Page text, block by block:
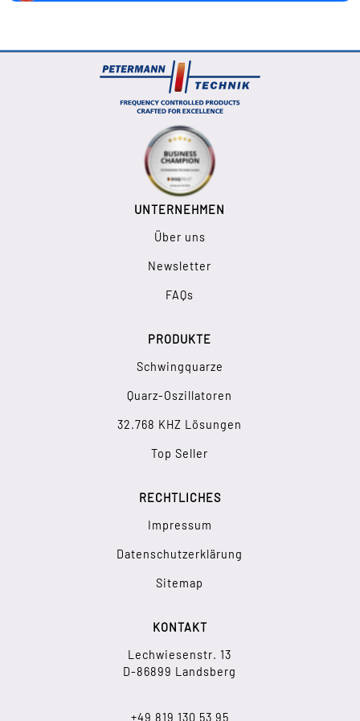
UNTERNEHMEN
Über uns
Newsletter
FAQs
PRODUKTE
Schwingquarze
Quarz-Oszillatoren
32.768 KHZ Lösungen
Top Seller
RECHTLICHES
Impressum
Datenschutzerklärung
Sitemap
KONTAKT
Lechwiesenstr. 13
D-86899 Landsberg
+49 819 130 53 95